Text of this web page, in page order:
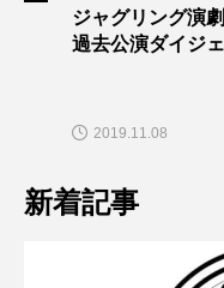
ジャグリング演
過去公演ダイジ
2019.11.08
新着記事